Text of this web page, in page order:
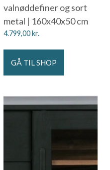
valnøddefiner og sort
metal | 160x40x50 cm
4.799,00kr.
GÅ TIL SHOP